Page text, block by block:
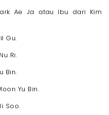
Ae Ja atau Ibu dari Kim
Gu.
Ri.
Bin.
Yu Bin.
Soo.